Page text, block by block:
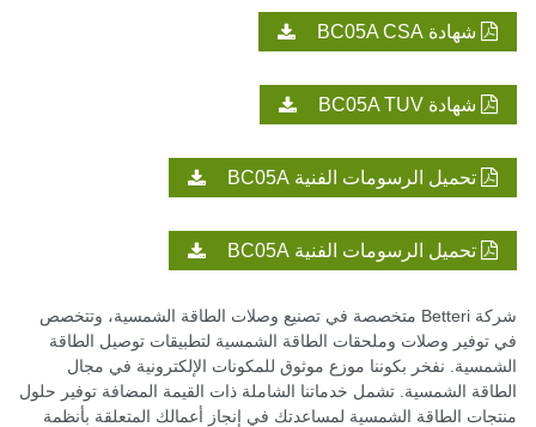
شهادة BC05A CSA
شهادة BC05A TUV
تحميل الرسومات الفنية BC05A
تحميل الرسومات الفنية BC05A
شركة Betteri متخصصة في تصنيع وصلات الطاقة الشمسية، وتتخصص
في توفير وصلات وملحقات الطاقة الشمسية لتطبيقات توصيل الطاقة
الشمسية. نفخر بكوننا موزع موثوق للمكونات الإلكترونية في مجال
الطاقة الشمسية. تشمل خدماتنا الشاملة ذات القيمة المضافة توفير حلول
منتجات الطاقة الشمسية لمساعدتك في إنجاز أعمالك المتعلقة بأنظمة